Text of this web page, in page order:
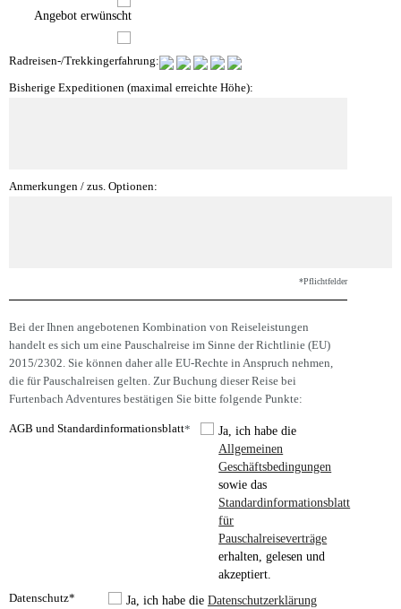
Angebot erwünscht
Radreisen-/Trekkingerfahrung:
Bisherige Expeditionen (maximal erreichte Höhe):
Anmerkungen / zus. Optionen:
*Pflichtfelder
Bei der Ihnen angebotenen Kombination von Reiseleistungen
handelt es sich um eine Pauschalreise im Sinne der Richtlinie (EU)
2015/2302. Sie können daher alle EU-Rechte in Anspruch nehmen,
die für Pauschalreisen gelten. Zur Buchung dieser Reise bei
Furtenbach Adventures bestätigen Sie bitte folgende Punkte:
AGB und Standardinformationsblatt*
Ja, ich habe die
Allgemeinen
Geschäftsbedingungen
sowie das
Standardinformationsblatt
für
Pauschalreiseverträge
erhalten, gelesen und
akzeptiert.
Datenschutz*
Ja, ich habe die Datenschutzerklärung